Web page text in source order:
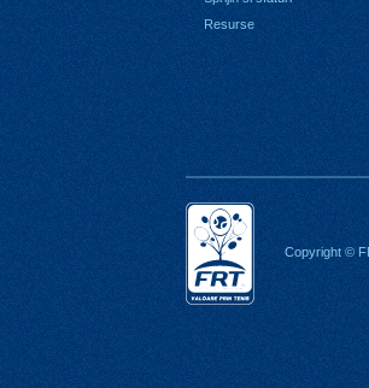
Resurse
Copyright ©